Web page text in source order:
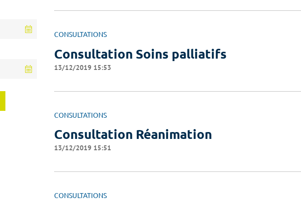
CONSULTATIONS
Consultation Soins palliatifs
13/12/2019 15:53
CONSULTATIONS
Consultation Réanimation
13/12/2019 15:51
CONSULTATIONS